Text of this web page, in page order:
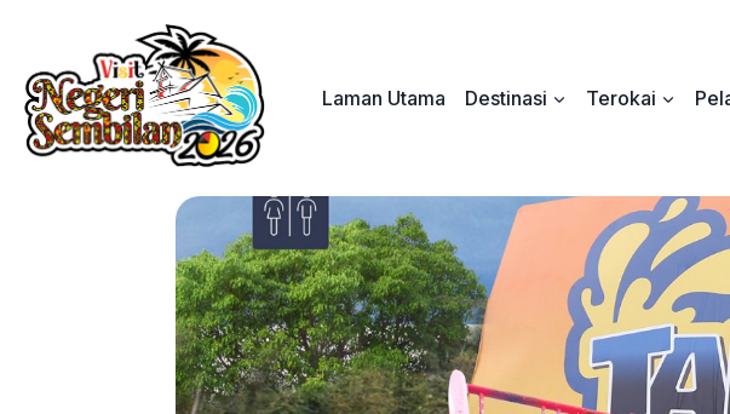
content
Laman Utama
Destinasi Terokai